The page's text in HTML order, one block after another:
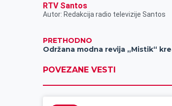
RTV Santos
Autor: Redakcija radio televizije Santos
PRETHODNO
Održana modna revija „Mistik“
POVEZANE VESTI